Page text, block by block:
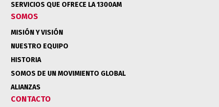
SERVICIOS QUE OFRECE LA 1300AM
SOMOS
MISIÓN Y VISIÓN
NUESTRO EQUIPO
HISTORIA
SOMOS DE UN MOVIMIENTO GLOBAL
ALIANZAS
CONTACTO